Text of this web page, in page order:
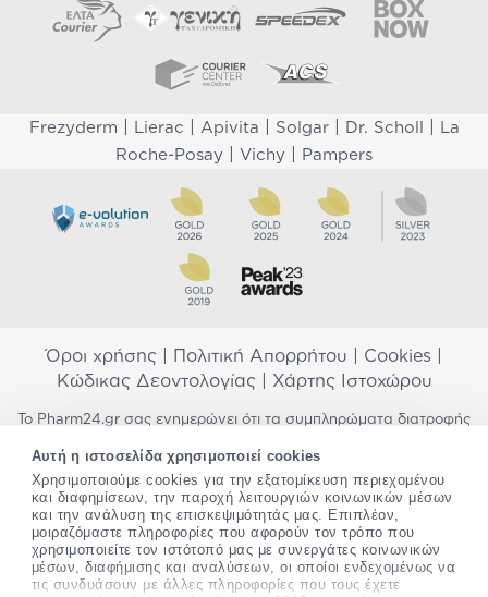
Αυτή η ιστοσελίδα χρησιμοποιεί cookies
Χρησιμοποιούμε cookies για την εξατομίκευση περιεχομένου
και διαφημίσεων, την παροχή λειτουργιών κοινωνικών μέσων
και την ανάλυση της επισκεψιμότητάς μας. Επιπλέον,
μοιραζόμαστε πληροφορίες που αφορούν τον τρόπο που
χρησιμοποιείτε τον ιστότοπό μας με συνεργάτες κοινωνικών
μέσων, διαφήμισης και αναλύσεων, οι οποίοι ενδεχομένως να
τις συνδυάσουν με άλλες πληροφορίες που τους έχετε
Frezyderm Lierac Apivita Solgar| Dr. Scholl
La
Roche-Posay
Vichy Pampers
Όροι χρήσης Πολιτική Απορρήτου Cookies
Κώδικας Δεοντολογίας| Χάρτης Ιστοχώρου
Το Pharm24.gr σας ενημερώνει ότι τα συμπληρώματα διατροφής
προορίζονται για την πρόληψη, αγωγή ή θεραπεία ανθρώπινης
νόσου. Συμβουλευτείτε τον γιατρό σας εάν είστε έγκυος,
θηλάζετε, ακολουθείτε παράλληλα φαρμακευτική αγωγή ή
αντιμετωπίζετε προβλήματα υγείας πριν χρησιμοποιήσετε
οποιοδήποτε συμπλήρωμα διατροφής. Προσπαθούμε διαρκώς να
σας παρέχουμε ακριβείς και έγκυρες πληροφορίες. Σε περίπτωση
που έχετε κάποια ερώτηση ή παρατήρηση σχετικά με αυτές,